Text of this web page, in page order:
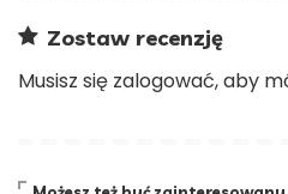
Zostaw recenzję
Musisz się zalogować, aby